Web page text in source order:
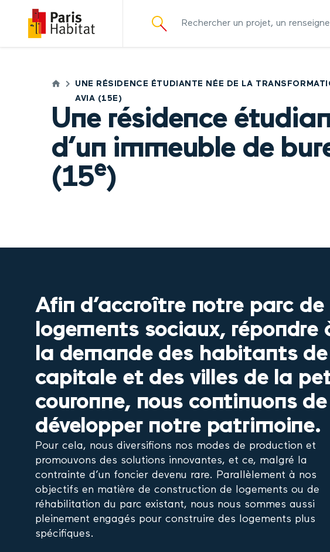
principal
UNE RÉSIDENCE ÉTUDIANTE NÉE DE LA
AVIA (15E)
Une résidence
d’un immeuble de
(15e)
Afin d’accroître notre parc de
logements sociaux, répondre
la demande des habitants
capitale et des villes de la
couronne, nous continuons de
développer notre patrimoine.
Pour cela, nous diversifions nos modes de production et
promouvons des solutions innovantes, et ce, malgré la
contrainte d’un foncier devenu rare. Parallèlement à nos
objectifs en matière de construction de logements ou de
réhabilitation du parc existant, nous nous sommes aussi
pleinement engagés pour construire des logements plus
spécifiques.